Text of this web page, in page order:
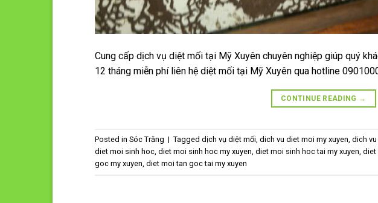
Cung cấp dịch vụ diệt mối tại Mỹ Xuyên chuyên nghiệp giúp quý
12 tháng miễn phí liên hệ diệt mối tại Mỹ Xuyên qua hotline
CONTINUE READING →
Posted in Sóc Trăng | Tagged dịch vụ diệt mối, dich vu diet moi my xuyen, dich
diet moi sinh hoc, diet moi sinh hoc my xuyen, diet moi sinh hoc tai my xuyen, diet
goc my xuyen, diet moi tan goc tai my xuyen